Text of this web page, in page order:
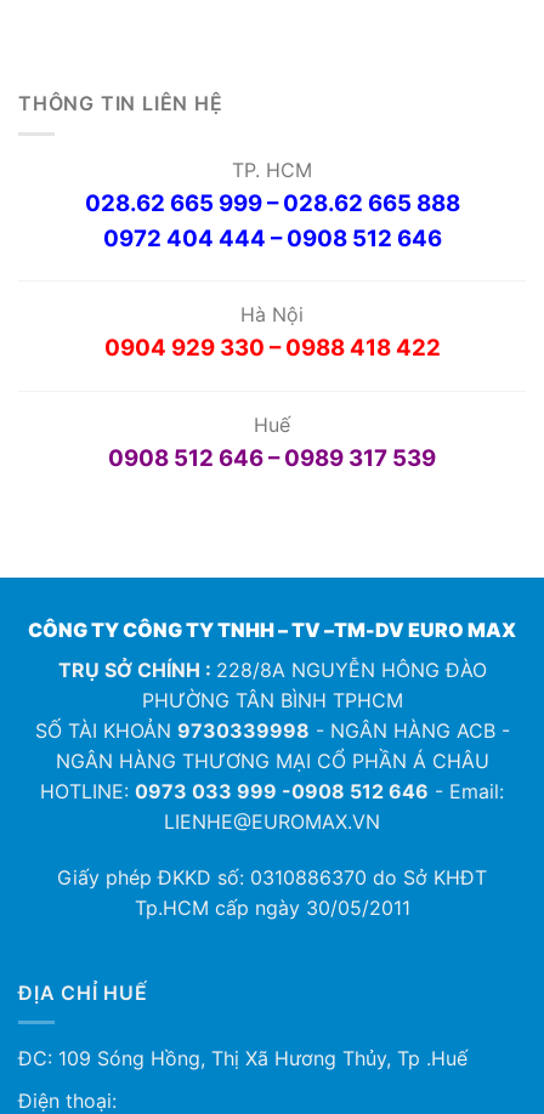
THÔNG TIN LIÊN HỆ
TP. HCM
028.62 665 999 – 028.62 665 888
0972 404 444 – 0908 512 646
Hà Nội
0904 929 330 – 0988 418 422
Huế
0908 512 646 – 0989 317 539
CÔNG TY CÔNG TY TNHH – TV –TM-DV EURO MAX
TRỤ SỞ CHÍNH : 228/8A NGUYỄN HÔNG ĐÀO
PHƯỜNG TÂN BÌNH TPHCM
SỐ TÀI KHOẢN 9730339998 - NGÂN HÀNG ACB -
NGÂN HÀNG THƯƠNG MẠI CỔ PHẦN Á CHÂU
HOTLINE: 0973 033 999 -0908 512 646 - Email:
LIENHE@EUROMAX.VN
Giấy phép ĐKKD số: 0310886370 do Sở KHĐT
Tp.HCM cấp ngày 30/05/2011
ĐỊA CHỈ HUẾ
ĐC: 109 Sóng Hồng, Thị Xã Hương Thủy, Tp .Huế
Điện thoại: